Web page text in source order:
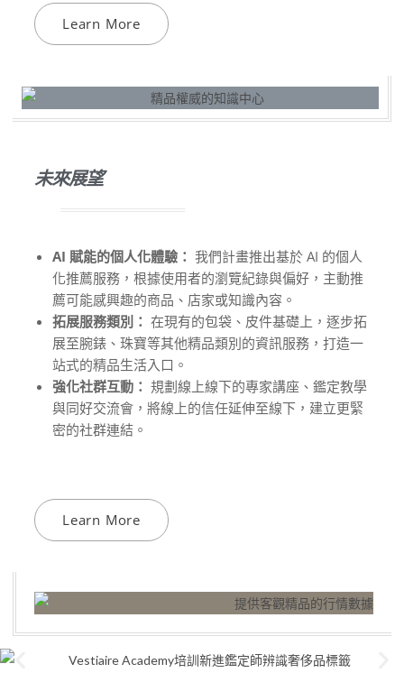
Learn More
未來展望
AI 賦能的個人化體驗： 我們計畫推出基於 AI 的個人
化推薦服務，根據使用者的瀏覽紀錄與偏好，主動推
薦可能感興趣的商品、店家或知識內容。
拓展服務類別： 在現有的包袋、皮件基礎上，逐步拓
展至腕錶、珠寶等其他精品類別的資訊服務，打造一
站式的精品生活入口。
強化社群互動： 規劃線上線下的專家講座、鑑定教學
與同好交流會，將線上的信任延伸至線下，建立更緊
密的社群連結。
Learn More